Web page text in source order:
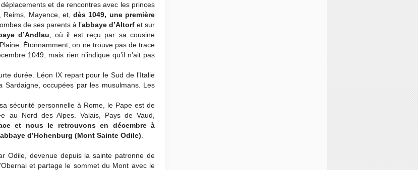
et de rencontres avec les princes
Reims, Mayence, et,dès 1049, une première
de ses parents à l’abbaye d’Altorf et sur
d’Andlau , où il est reçu par sa cousine
Étonnamment, on ne trouve pas de trace
1049, mais rien n’indique qu’il n’ait pas
durée. Léon IX repart pour le Sud de l’Italie
occupées par les musulmans. Les
sécurité personnelle à Rome, le Pape est de
au Nord des Alpes. Valais, Pays de Vaud,
et
nous le retrouvons en décembre à
d’Hohenburg (Mont Sainte Odile)
Odile, devenue depuis la sainte patronne de
et partage le sommet du Mont avec le